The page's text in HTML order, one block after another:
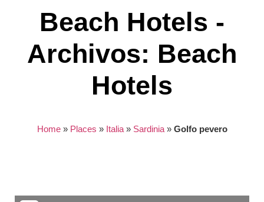
Beach Hotels -
Archivos: Beach
Hotels
Home» Places » Italia» Sardinia» Golfo pevero